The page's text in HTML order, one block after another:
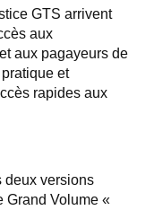
GTS arrivent
aux
aux pagayeurs de
et
rapides aux
deux versions
Grand Volume «